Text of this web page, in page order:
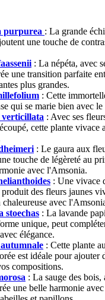
purpurea : La grande
une touche de
: La népéta, avec
une transition parfaite
plus grandes.
: Cette
qui se marie bien avec
verticillata : Avec ses
cette plante vivace
: Le gaura aux
touche de légèreté au
avec l'Amsonia.
: Une vivace
des fleurs jaunes
chaleureuse avec
stoechas : La lavande
unique, peut
élégance.
: Cette plante
est idéale pour ajouter
compositions.
: La sauge des bois,
une belle harmonie